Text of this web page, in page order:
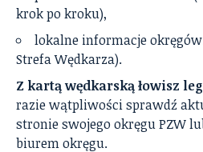
krok po kroku),
lokalne informacje
Strefa Wędkarza).
Z kartą wędkarską łowisz
razie wątpliwości sprawdź
stronie swojego okręgu PZW
biurem okręgu.